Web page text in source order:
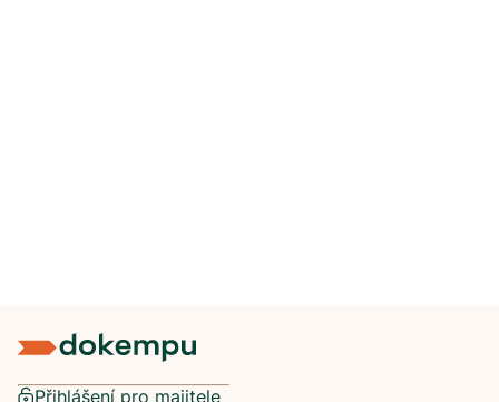
Přihlášení pro majitele